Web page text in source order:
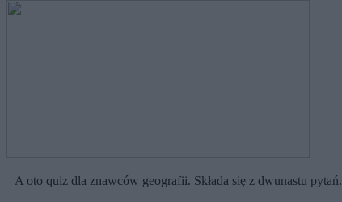
A oto quiz dla znawców geografii. Składa się z dwunastu pytań.